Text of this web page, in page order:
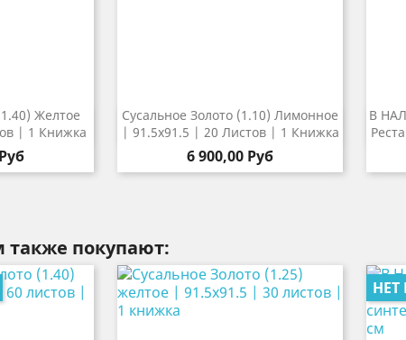
Желтое
| 1 Книжка
Сусальное Золото (1.10) Лимонное
| 91.5х91.5 | 20 Листов | 1 Книжка
6 900,00 Руб
 Быстрый просмотр
В
также покупают: